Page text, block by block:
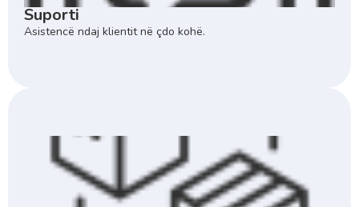
Suporti
Asistencë ndaj klientit në çdo kohë.